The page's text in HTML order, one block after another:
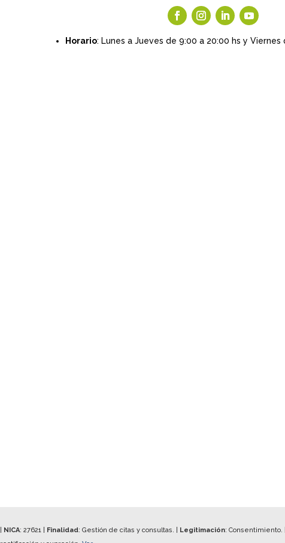
Horario: Lunes a Jueves de 9:00 a 20:00 hs y Viernes
NICA: 27621| Finalidad: Gestión de citas y consultas. | Legitimación: Consentimiento. |